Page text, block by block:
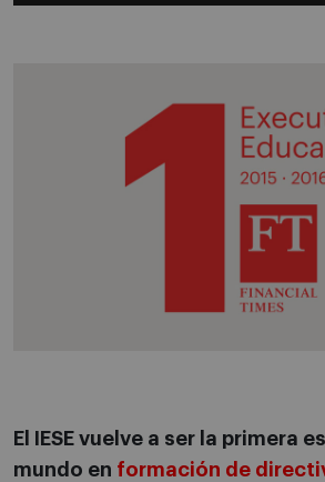
El IESE vuelve a ser la primera
mundo en formación de